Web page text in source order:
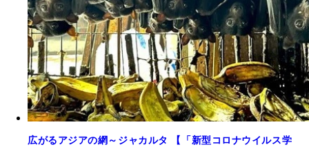
広がるアジアの網～ジャカルタ 【「新型コロナウイルス学